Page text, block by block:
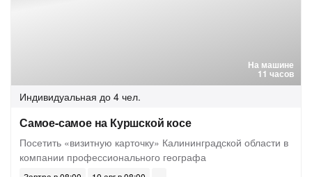
На машине
11 часов
Индивидуальная до 4 чел.
Самое-самое на Куршской косе
Посетить «визитную карточку» Калининградской области в
компании профессионального географа